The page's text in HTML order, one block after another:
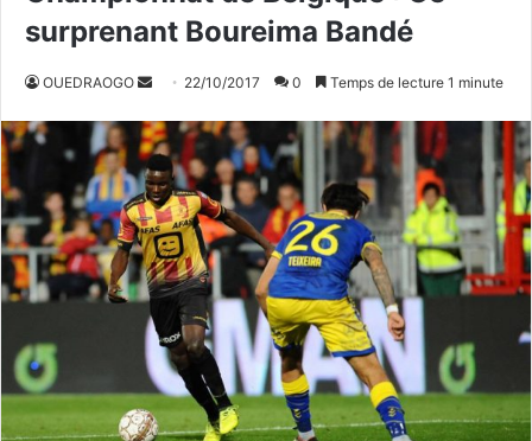
surprenant Boureima Bandé
OUEDRAOGO
v
o
y
e
r
u
c
u
r
22/10/2017 0 Temps de lecture 1 minute